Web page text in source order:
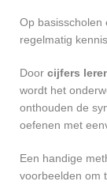
Op basisscholen
regelmatig
Door cijfers
wordt het
onthouden de
oefenen met
Een handige
voorbeelden om